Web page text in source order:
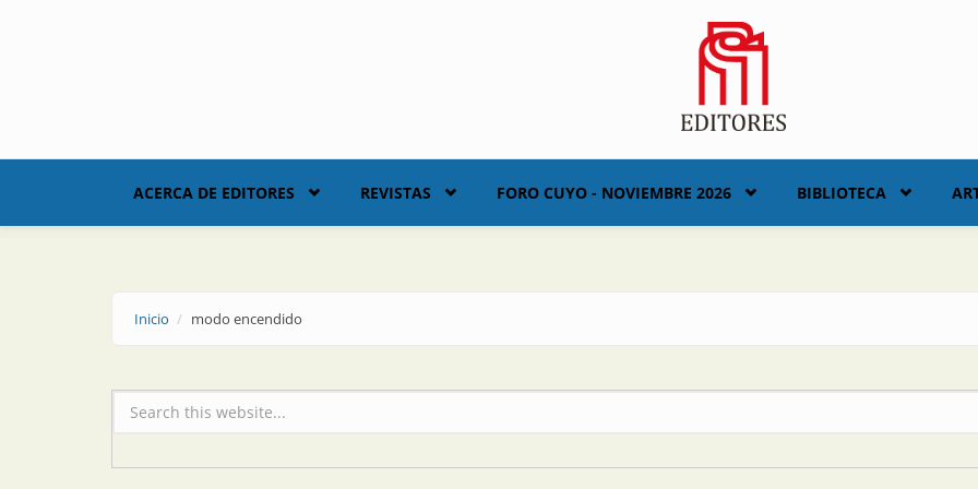
ACERCA DE EDITORES REVISTAS FORO CUYO - NOVIEMBRE 2026 BIBLIOTECA
Inicio modo encendido
Formulario de búsqueda